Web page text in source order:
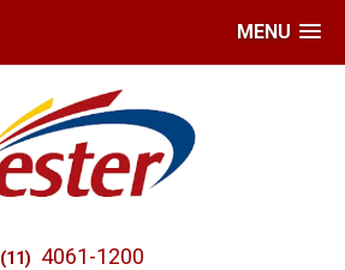
MENU
(11) 4061-1200